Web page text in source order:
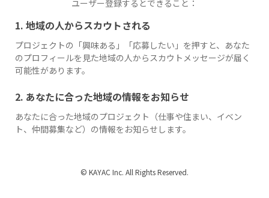
ユーザー登録するとできること：
1. 地域の人からスカウトされる
プロジェクトの「興味ある」「応募したい」を押すと、あなた
のプロフィールを見た地域の人からスカウトメッセージが届く
可能性があります。
2. あなたに合った地域の情報をお知らせ
あなたに合った地域のプロジェクト（仕事や住まい、イベン
ト、仲間募集など）の情報をお知らせします。
© KAYAC Inc. All Rights Reserved.